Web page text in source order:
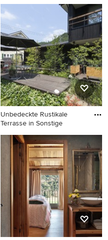
Rustikale Terrasse in
Sonstige
Unbedeckte Rustikale
Terrasse in Sonstige
Unbedeckte Rustikale
Terrasse in Sonstige